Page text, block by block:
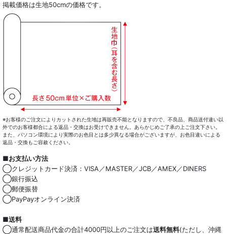
ドレスシャツ
コート・ボトム・バッグ
マスク
小物類
綿100％
麻混
ストレッチ
オーガニック
掲載価格は生地50cmの価格です。
※お客様のご注文によりカットされた生地は再販売不能となりますので、不良品、商品送付違い以
外でのお客様都合による返品・交換はお受けできません。あらかじめご了承の上ご注文下さい。
また、パソコン環境により実際のお色目とは多少異なる場合がございますが、お色目違いによる
返品・交換もご容赦ください。
■お支払い方法
◯クレジットカード決済：VISA／MASTER／JCB／AMEX／DINERS
◯銀行振込
◯郵便振替
◯PayPayオンライン決済
■送料
◯通常配送商品代金の合計4000円以上のご注文は送料無料(ただし、沖縄